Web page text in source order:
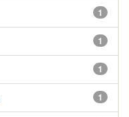
1
1
1
1